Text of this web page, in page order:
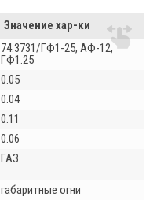
Значение хар-ки
74.3731/ГФ1-25, АФ-12,
ГФ1.25
0.05
0.04
0.11
0.06
ГАЗ
габаритные огни